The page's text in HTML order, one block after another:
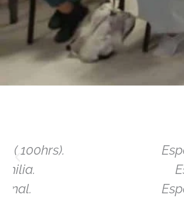
en
Especialización
Especialización
Especialización